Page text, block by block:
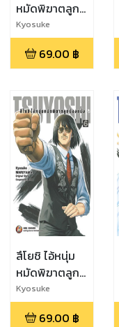
หมัดพิฆาตลูก
ป๋องแป๋ง เล่ม 8
Kyosuke
Maruyama
69.00 ฿
สึโยชิ ไอ้หนุ่ม
หมัดพิฆาตลูก
ป๋องแป๋ง เล่ม 6
Kyosuke
Maruyama
69.00 ฿